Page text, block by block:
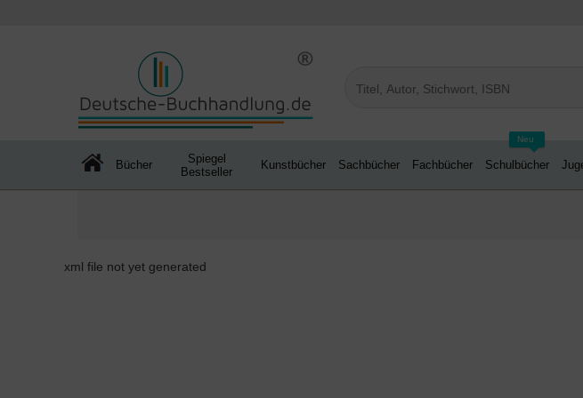
Bücher
Spiegel
Bestseller
Kunstbücher Sachbücher Fachbücher
Neu
Schulbücher
xml file not yet generated